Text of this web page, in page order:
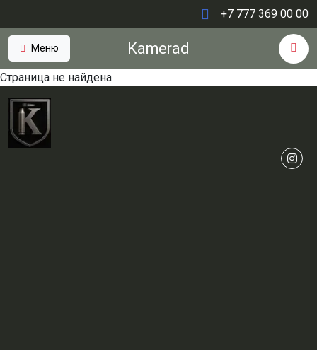
+7 777 369 00 00
Меню Kamerad
Страница не найдена